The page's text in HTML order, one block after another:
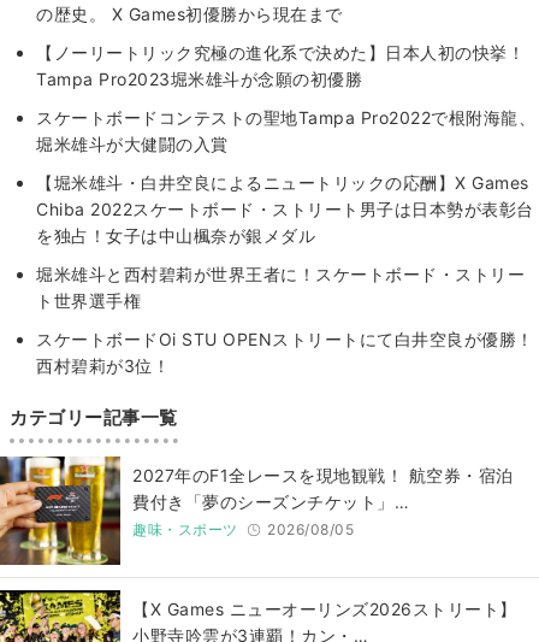
の歴史。 X Games初優勝から現在まで
【ノーリートリック究極の進化系で決めた】日本人初の快挙！
Tampa Pro2023堀米雄斗が念願の初優勝
スケートボードコンテストの聖地Tampa Pro2022で根附海龍、
堀米雄斗が大健闘の入賞
【堀米雄斗・白井空良によるニュートリックの応酬】X Games
Chiba 2022スケートボード・ストリート男子は日本勢が表彰台
を独占！女子は中山楓奈が銀メダル
堀米雄斗と西村碧莉が世界王者に！スケートボード・ストリー
ト世界選手権
スケートボードOi STU OPENストリートにて白井空良が優勝！
西村碧莉が3位！
カテゴリー記事一覧
2027年のF1全レースを現地観戦！ 航空券・宿泊
費付き「夢のシーズンチケット」…
趣味・スポーツ 2026/08/05
【X Games ニューオーリンズ2026ストリート】
小野寺吟雲が3連覇！カン・…